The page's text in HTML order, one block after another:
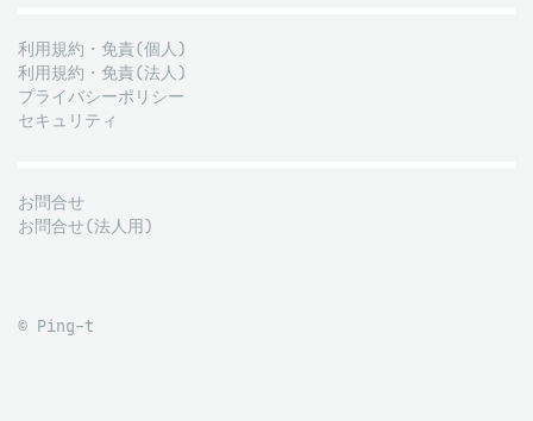
利用規約・免責(個人)
利用規約・免責(法人)
プライバシーポリシー
セキュリティ
お問合せ
お問合せ(法人用)
© Ping-t